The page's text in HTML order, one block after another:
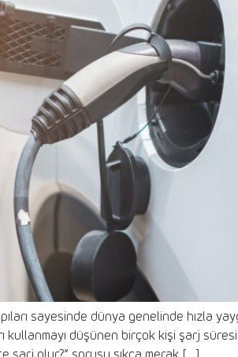
sayesinde dünya genelinde hızla
kullanmayı düşünen birçok kişi şarj